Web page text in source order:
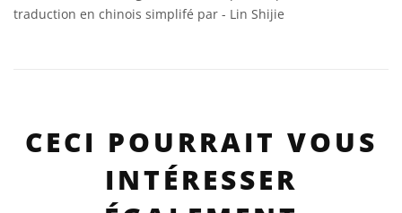
traduction en chinois simplifé par - Lin Shijie
CECI POURRAIT VOUS
INTÉRESSER